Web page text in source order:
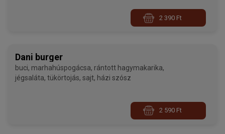
2 390 Ft
Dani burger
buci, marhahúspogácsa, rántott hagymakarika,
jégsaláta, tükörtojás, sajt, házi szósz
2 590 Ft